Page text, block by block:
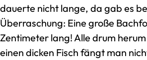
dauerte nicht lange, da gab es
Überraschung: Eine große
Zentimeter lang! Alle drum
einen dicken Fisch fängt man